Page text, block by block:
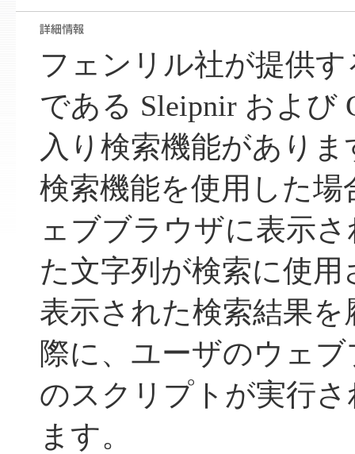
フェンリル社が提供
である Sleipnir および
入り検索機能があり
検索機能を使用した場
ェブブラウザに表示
た文字列が検索に使
表示された検索結果
際に、ユーザのウェ
のスクリプトが実行
ます。